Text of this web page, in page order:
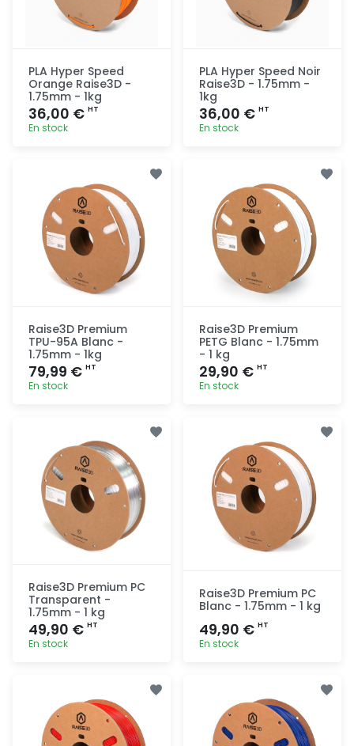
PLA Hyper Speed
Orange Raise3D -
1.75mm - 1kg
36,00 € HT
En stock
PLA Hyper Speed Noir
Raise3D - 1.75mm -
1kg
36,00 € HT
En stock
Raise3D Premium
TPU-95A Blanc -
1.75mm - 1kg
79,99 € HT
En stock
Raise3D Premium
PETG Blanc - 1.75mm
- 1 kg
29,90 € HT
En stock
Raise3D Premium PC
Transparent -
1.75mm - 1 kg
49,90 € HT
En stock
Raise3D Premium PC
Blanc - 1.75mm - 1 kg
49,90 € HT
En stock